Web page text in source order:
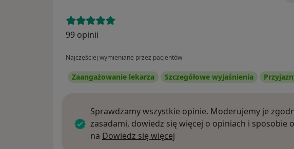
99 opinii
Najczęściej wymieniane przez pacjentów
Zaangażowanie lekarza Szczegółowe wyjaśnienia
Sprawdzamy wszystkie opinie. Moderujemy je
zasadami, dowiedz się więcej o opiniach i sposobie
na Dowiedz się więcej